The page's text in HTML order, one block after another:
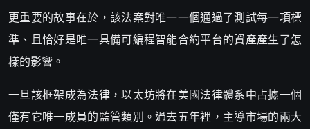
更重要的故事在於，該法案對唯一一個通過了測試每一項標
準、且恰好是唯一具備可編程智能合約平台的資產產生了怎
樣的影響。
一旦該框架成為法律，以太坊將在美國法律體系中占據一個
僅有它唯一成員的監管類別。過去五年裡，主導市場的兩大